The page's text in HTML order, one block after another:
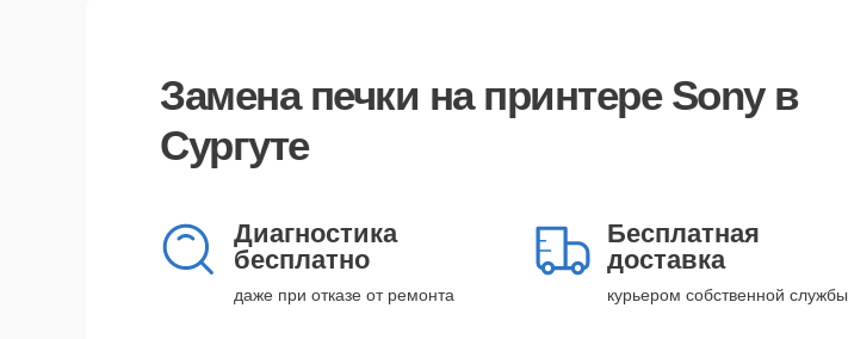
Замена печки на принтере Sony в
Сургуте
Диагностика
бесплатно
даже при отказе от ремонта
Бесплатная
доставка
курьером собственной службы